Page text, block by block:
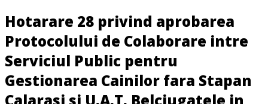
Hotarare 28 privind aprobarea
Protocolului de Colaborare intre
Serviciul Public pentru
Gestionarea Cainilor fara Stapan
Calarasi si U.A.T. Belciugatele in